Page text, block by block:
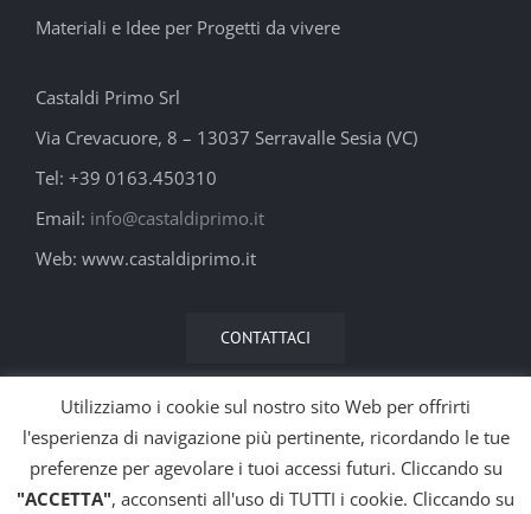
Materiali e Idee per Progetti da vivere
Castaldi Primo Srl
Via Crevacuore, 8 – 13037 Serravalle Sesia (VC)
Tel: +39 0163.450310
Email: info@castaldiprimo.it
Web: www.castaldiprimo.it
CONTATTACI
Utilizziamo i cookie sul nostro sito Web per offrirti
l'esperienza di navigazione più pertinente, ricordando le tue
preferenze per agevolare i tuoi accessi futuri. Cliccando su
"ACCETTA", acconsenti all'uso di TUTTI i cookie. Cliccando su